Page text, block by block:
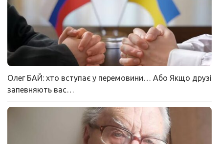
Олег БАЙ: хто вступає у перемовини… Або Якщо друзі
запевняють вас…